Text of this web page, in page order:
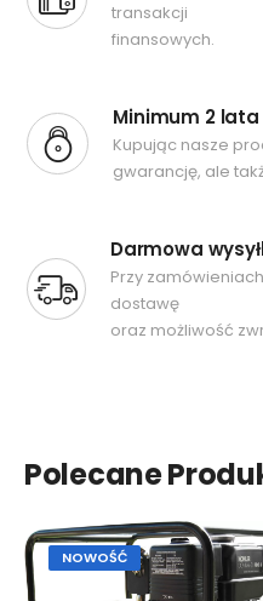
transakcji
finansowych.
Minimum 2
Kupując nasze
gwarancję, ale
Darmowa
Przy
dostawę
oraz możliwość
Polecane
NOWOŚĆ